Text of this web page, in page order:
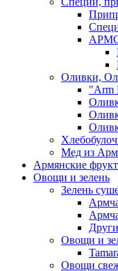
Оливки,
"Arm
Мед из
Армянские
Овощи и зелень
Зелень
Овощи и
Овощи